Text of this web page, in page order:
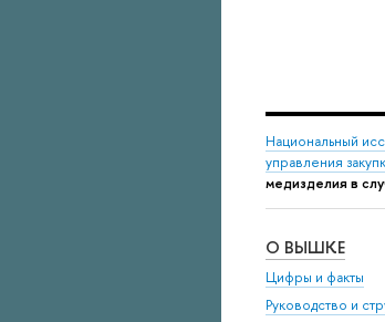
Национальный
управления
медизделия в
О ВЫШКЕ
Цифры и факты
Руководство и